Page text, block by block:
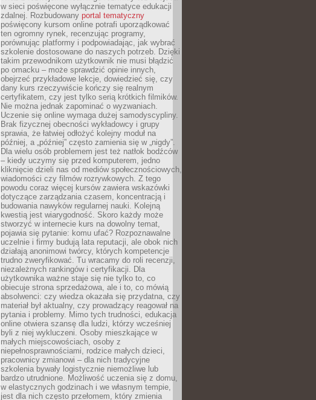
w sieci poświęcone wyłącznie tematyce edukacji
zdalnej. Rozbudowany portal tematyczny
poświęcony kursom online potrafi uporządkować
ten ogromny rynek, recenzując programy,
porównując platformy i podpowiadając, jak wybrać
szkolenie dostosowane do naszych potrzeb. Dzięki
takim przewodnikom użytkownik nie musi błądzić
po omacku – może sprawdzić opinie innych,
obejrzeć przykładowe lekcje, dowiedzieć się, czy
dany kurs rzeczywiście kończy się realnym
certyfikatem, czy jest tylko serią krótkich filmików.
Nie można jednak zapominać o wyzwaniach.
Uczenie się online wymaga dużej samodyscypliny.
Brak fizycznej obecności wykładowcy i grupy
sprawia, że łatwiej odłożyć kolejny moduł na
później, a „później” często zamienia się w „nigdy”.
Dla wielu osób problemem jest też natłok bodźców
– kiedy uczymy się przed komputerem, jedno
kliknięcie dzieli nas od mediów społecznościowych,
wiadomości czy filmów rozrywkowych. Z tego
powodu coraz więcej kursów zawiera wskazówki
dotyczące zarządzania czasem, koncentracją i
budowania nawyków regularnej nauki. Kolejną
kwestią jest wiarygodność. Skoro każdy może
stworzyć w internecie kurs na dowolny temat,
pojawia się pytanie: komu ufać? Rozpoznawalne
uczelnie i firmy budują lata reputacji, ale obok nich
działają anonimowi twórcy, których kompetencje
trudno zweryfikować. Tu wracamy do roli recenzji,
niezależnych rankingów i certyfikacji. Dla
użytkownika ważne staje się nie tylko to, co
obiecuje strona sprzedażowa, ale i to, co mówią
absolwenci: czy wiedza okazała się przydatna, czy
materiał był aktualny, czy prowadzący reagował na
pytania i problemy. Mimo tych trudności, edukacja
online otwiera szansę dla ludzi, którzy wcześniej
byli z niej wykluczeni. Osoby mieszkające w
małych miejscowościach, osoby z
niepełnosprawnościami, rodzice małych dzieci,
pracownicy zmianowi – dla nich tradycyjne
szkolenia bywały logistycznie niemożliwe lub
bardzo utrudnione. Możliwość uczenia się z domu,
w elastycznych godzinach i we własnym tempie,
jest dla nich często przełomem, który zmienia